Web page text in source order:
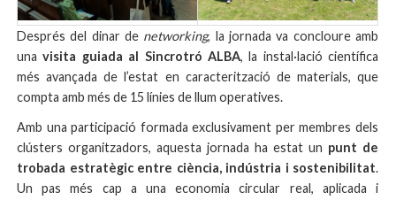
Després del dinar de networking, la jornada va concloure amb
unavisita guiada al Sincrotró ALBA, la instal·lació científica
més avançada de l’estat en caracterització de materials, que
compta amb més de 15 línies de llum operatives.
Amb una participació formada exclusivament per membres dels
clústers organitzadors, aquesta jornada ha estat un punt de
trobada estratègic entre ciència, indústria i sostenibilitat.
Un pas més cap a una economia circular real, aplicada i